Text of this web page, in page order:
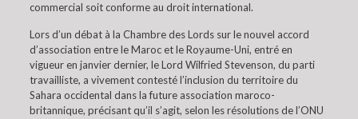
commercial soit conforme au droit international.
Lors d’un débat à la Chambre des Lords sur le nouvel accord
d’association entre le Maroc et le Royaume-Uni, entré en
vigueur en janvier dernier, le Lord Wilfried Stevenson, du parti
travailliste, a vivement contesté l’inclusion du territoire du
Sahara occidental dans la future association maroco-
britannique, précisant qu’il s’agit, selon les résolutions de l’ONU